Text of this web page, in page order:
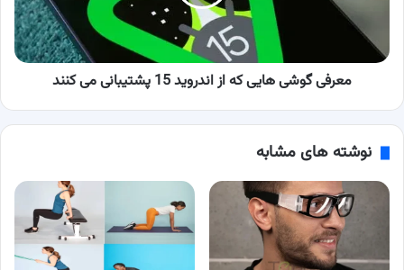
پشتیبانی
می
معرفی گوشی هایی که از اندروید 15 پشتیبانی می کنند
نوشته های مشابه